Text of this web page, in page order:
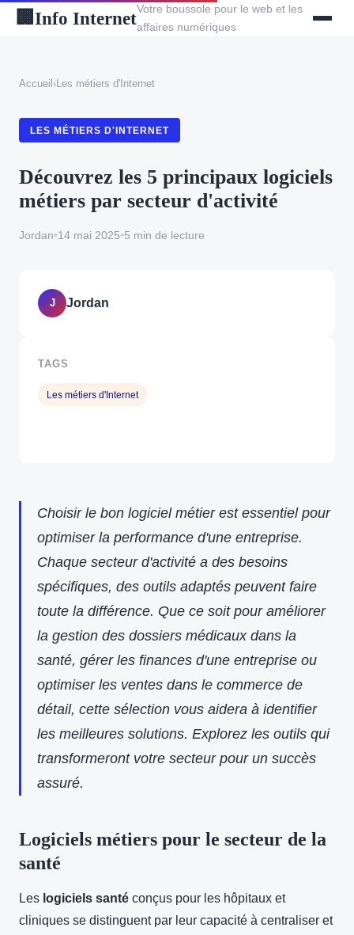
🏢 Info InternetVotre boussole pour le web et les
affaires numériques
Accueil ›Les métiers d'Internet
LES MÉTIERS D'INTERNET
Découvrez les 5 principaux logiciels
métiers par secteur d'activité
Jordan•14 mai 2025•5 min de lecture
Choisir le bon logiciel métier est essentiel pour
optimiser la performance d'une entreprise.
Chaque secteur d'activité a des besoins
spécifiques, des outils adaptés peuvent faire
toute la différence. Que ce soit pour améliorer
la gestion des dossiers médicaux dans la
santé, gérer les finances d'une entreprise ou
optimiser les ventes dans le commerce de
détail, cette sélection vous aidera à identifier
les meilleures solutions. Explorez les outils qui
transformeront votre secteur pour un succès
assuré.
Logiciels métiers pour le secteur de la
santé
Les logiciels santé conçus pour les hôpitaux et
cliniques se distinguent par leur capacité à centraliser et
J Jordan
TAGS
Les métiers d'Internet